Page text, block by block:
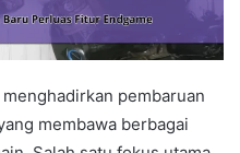
pembaruan
membawa berbagai